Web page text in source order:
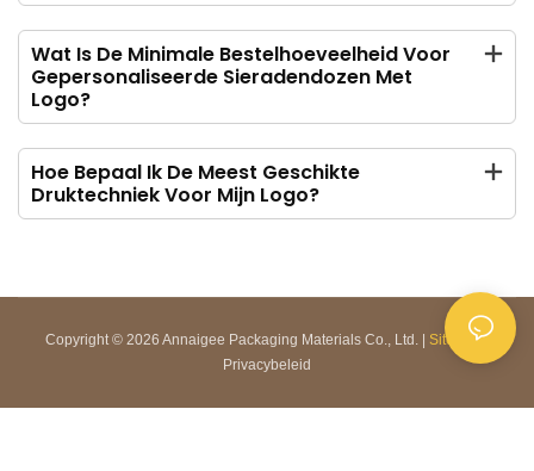
Wat Is De Minimale Bestelhoeveelheid Voor
Gepersonaliseerde Sieradendozen Met
Logo?
Hoe Bepaal Ik De Meest Geschikte
Druktechniek Voor Mijn Logo?
Copyright © 2026 Annaigee Packaging Materials Co., Ltd. | Sitemap|
Privacybeleid